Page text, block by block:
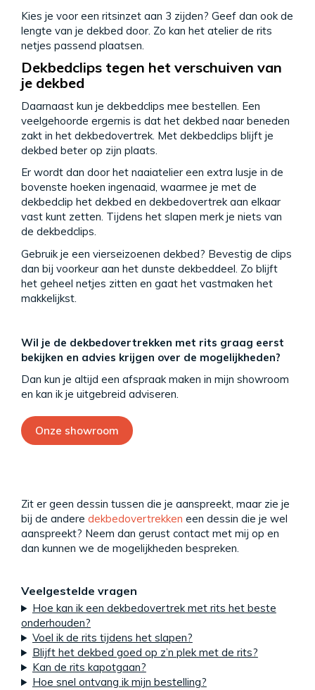
Kies je voor een ritsinzet aan 3 zijden? Geef dan ook de
lengte van je dekbed door. Zo kan het atelier de rits
netjes passend plaatsen.
Dekbedclips tegen het verschuiven van
je dekbed
Daarnaast kun je dekbedclips mee bestellen. Een
veelgehoorde ergernis is dat het dekbed naar beneden
zakt in het dekbedovertrek. Met dekbedclips blijft je
dekbed beter op zijn plaats.
Er wordt dan door het naaiatelier een extra lusje in de
bovenste hoeken ingenaaid, waarmee je met de
dekbedclip het dekbed en dekbedovertrek aan elkaar
vast kunt zetten. Tijdens het slapen merk je niets van
de dekbedclips.
Gebruik je een vierseizoenen dekbed? Bevestig de clips
dan bij voorkeur aan het dunste dekbeddeel. Zo blijft
het geheel netjes zitten en gaat het vastmaken het
makkelijkst.
Wil je de dekbedovertrekken met rits graag eerst
bekijken en advies krijgen over de mogelijkheden?
Dan kun je altijd een afspraak maken in mijn showroom
en kan ik je uitgebreid adviseren.
Onze showroom
Zit er geen dessin tussen die je aanspreekt, maar zie je
bij de andere dekbedovertrekken een dessin die je wel
aanspreekt? Neem dan gerust contact met mij op en
dan kunnen we de mogelijkheden bespreken.
Veelgestelde vragen
Hoe kan ik een dekbedovertrek met rits het beste
onderhouden?
Voel ik de rits tijdens het slapen?
Blijft het dekbed goed op z’n plek met de rits?
Kan de rits kapotgaan?
Hoe snel ontvang ik mijn bestelling?